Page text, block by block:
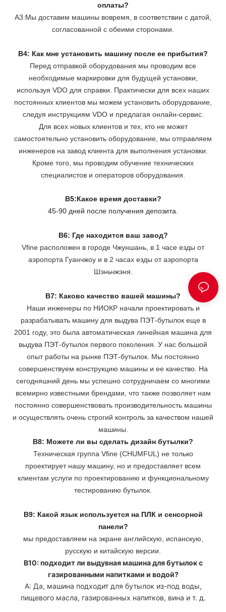
оплаты?
A3:Мы доставим машины вовремя, в соответствии с датой,
согласованной с обеими сторонами.
В4: Как мне установить машину после ее прибытия?
Перед отправкой оборудования мы проводим все
необходимые маркировки для будущей установки,
используя VDO для справки. Практически для всех наших
постоянных клиентов мы можем установить оборудование,
следуя инструкциям VDO и предлагая онлайн-сервис.
Для всех новых клиентов и тех, кто не может
самостоятельно установить оборудование, мы отправляем
инженеров на завод клиента для выполнения установки.
Кроме того, мы проводим обучение технических
специалистов и операторов оборудования.
В5:Какое время доставки?
45-90 дней после получения депозита.
В6: Где находится ваш завод?
Vfine расположен в городе Чжуншань, в 1 часе езды от
аэропорта Гуанчжоу и в 2 часах езды от аэропорта
Шэньчжэня.
В7: Каково качество вашей машины?
Наши инженеры по НИОКР начали проектировать и
разрабатывать машину для выдува ПЭТ-бутылок еще в
2001 году, это была автоматическая линейная машина для
выдува ПЭТ-бутылок первого поколения. У нас большой
опыт работы на рынке ПЭТ-бутылок. Мы постоянно
совершенствуем конструкцию машины и ее качество. На
сегодняшний день мы успешно сотрудничаем со многими
всемирно известными брендами, что также позволяет нам
постоянно совершенствовать производительность машины
и осуществлять очень строгий контроль за качеством нашей
машины.
В8: Можете ли вы сделать дизайн бутылки?
Техническая группа Vfine (CHUMFUL) не только
проектирует нашу машину, но и предоставляет всем
клиентам услуги по проектированию и функциональному
тестированию бутылок.
В9: Какой язык используется на ПЛК и сенсорной
панели?
мы предоставляем на экране английскую, испанскую,
русскую и китайскую версии.
В10: подходит ли выдувная машина для бутылок с
газированными напитками и водой?
A: Да, машина подходит для бутылок из-под воды,
пищевого масла, газированных напитков, вина и т. д.